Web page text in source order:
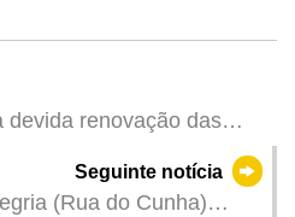
devida renovação das
de agências de emprego
Seguinte notícia
(Rua do Cunha)